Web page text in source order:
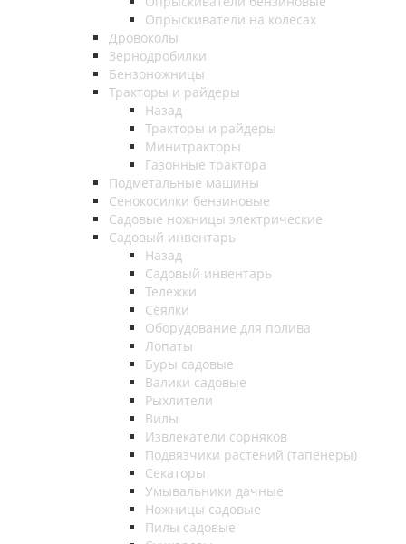
Опрыскиватели на колесах
Дровоколы
Зернодробилки
Бензоножницы
Тракторы и райдеры
Назад
Тракторы и райдеры
Минитракторы
Газонные трактора
Подметальные машины
Сенокосилки бензиновые
Садовые ножницы электрические
Садовый инвентарь
Назад
Садовый инвентарь
Тележки
Сеялки
Оборудование для полива
Лопаты
Буры садовые
Валики садовые
Рыхлители
Вилы
Извлекатели сорняков
Подвязчики растений (тапенеры)
Секаторы
Умывальники дачные
Ножницы садовые
Пилы садовые